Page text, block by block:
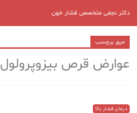
دکتر نجفی متخصص فشار خون
مرور برچسب
عوارض قرص بیزوپرولول
درمان فشار بالا